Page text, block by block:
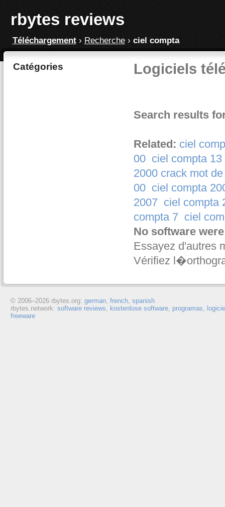
rbytes reviews
Téléchargement› Recherche› ciel compta
Catégories Logiciels
Search results
Related: ciel
00 ciel compta 13
2000 crack mot
00 ciel compta
2007 ciel compta
compta 7 ciel
No software
Essayez d'autres
Vérifiez
© 2006–2026 rbytes.org: german, french, spanish
rbytes.network: software reviews, kostenlose software, programas,
freeware